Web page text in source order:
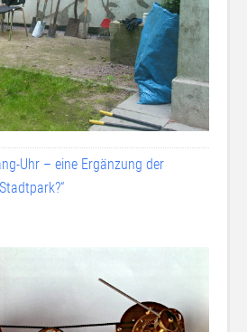
Uhr – eine Ergänzung der